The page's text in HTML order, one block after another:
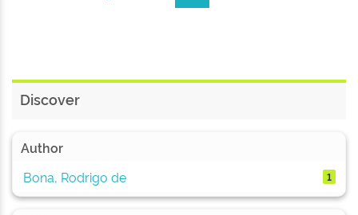
Discover
Author
Bona, Rodrigo de
1